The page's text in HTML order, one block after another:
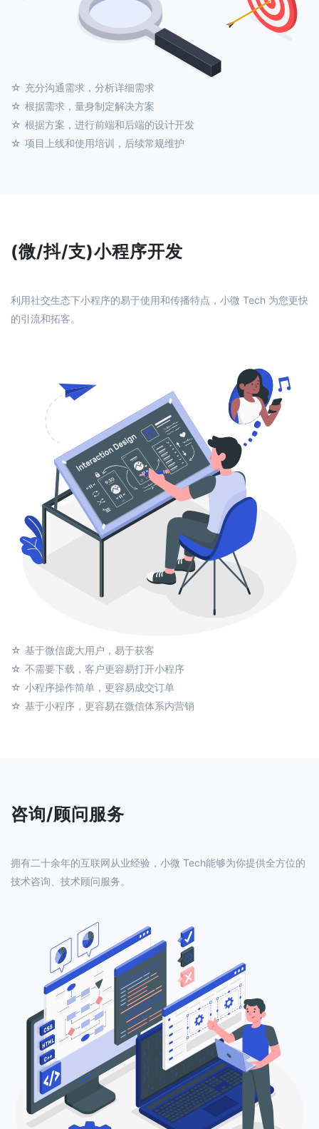
充分沟通需求，分析详细需求
根据需求，量身制定解决方案
根据方案，进行前端和后端的设计开发
项目上线和使用培训，后续常规维护
(微/抖/支)小程序开发
利用社交生态下小程序的易于使用和传播特点，小微 Tech 为您更快
的引流和拓客。
基于微信庞大用户，易于获客
不需要下载，客户更容易打开小程序
小程序操作简单，更容易成交订单
基于小程序，更容易在微信体系内营销
咨询/顾问服务
拥有二十余年的互联网从业经验，小微 Tech能够为你提供全方位的
技术咨询、技术顾问服务。